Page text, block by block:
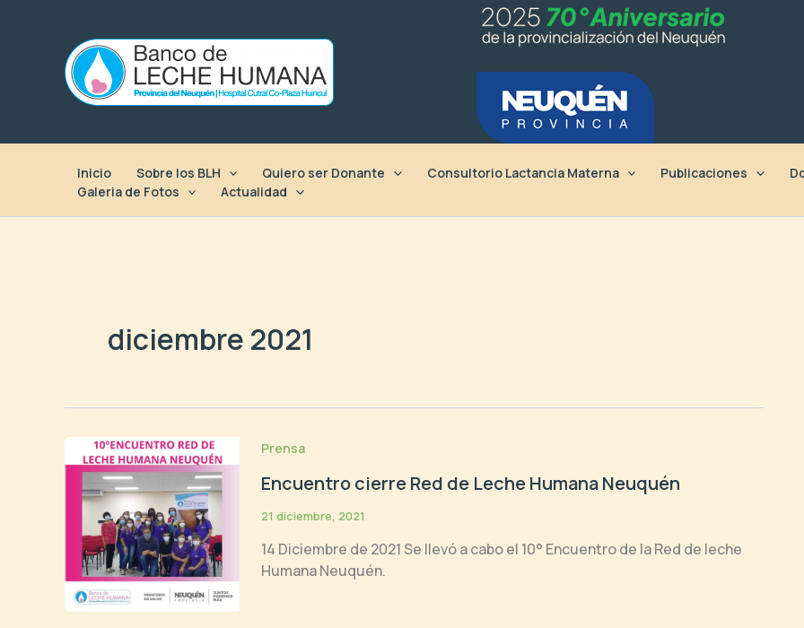
contenido
Inicio Sobre los BLH Quiero ser Donante Consultorio Lactancia Materna Publicaciones
Galeria de Fotos
Actualidad
diciembre 2021
Prensa
Encuentro cierre Red de Leche Humana Neuquén
21 diciembre, 2021
14 Diciembre de 2021 Se llevó a cabo el 10° Encuentro de la Red de leche
Humana Neuquén.